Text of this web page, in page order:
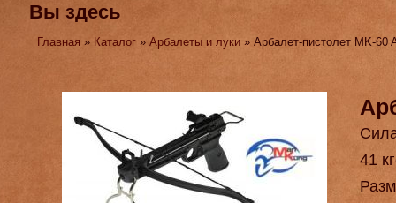
Вы здесь
Главная » Каталог »Арбалеты и луки » Арбалет-пистолет MK-60
41